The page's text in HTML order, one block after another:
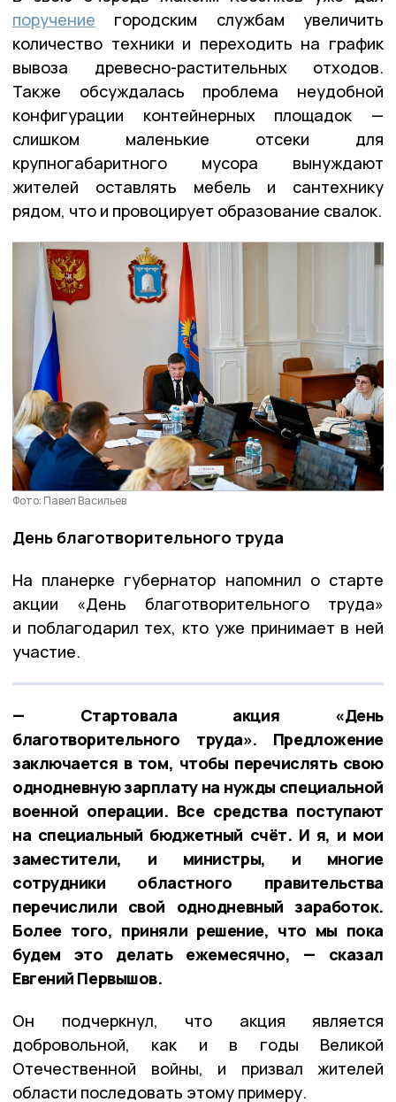
поручение городским службам увеличить
количество техники и переходить на график
вывоза древесно-растительных отходов.
Также обсуждалась проблема неудобной
конфигурации контейнерных площадок —
слишком маленькие отсеки для
крупногабаритного мусора вынуждают
жителей оставлять мебель и сантехнику
рядом, что и провоцирует образование свалок.
Фото: Павел Васильев
День благотворительного труда
На планерке губернатор напомнил о старте
акции «День благотворительного труда»
и поблагодарил тех, кто уже принимает в ней
участие.
— Стартовала акция «День
благотворительного труда». Предложение
заключается в том, чтобы перечислять свою
однодневную зарплату на нужды специальной
военной операции. Все средства поступают
на специальный бюджетный счёт. И я, и мои
заместители, и министры, и многие
сотрудники областного правительства
перечислили свой однодневный заработок.
Более того, приняли решение, что мы пока
будем это делать ежемесячно, — сказал
Евгений Первышов.
Он подчеркнул, что акция является
добровольной, как и в годы Великой
Отечественной войны, и призвал жителей
области последовать этому примеру.